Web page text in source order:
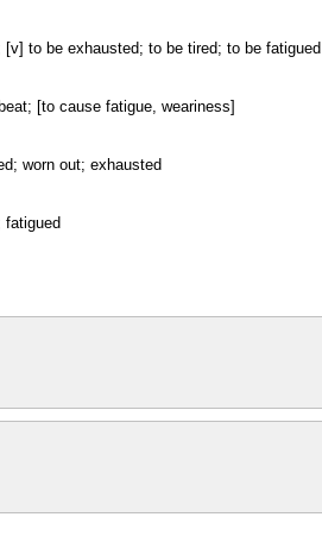
to be exhausted; to be tired; to be fatigued
[to cause fatigue, weariness]
worn out; exhausted
fatigued